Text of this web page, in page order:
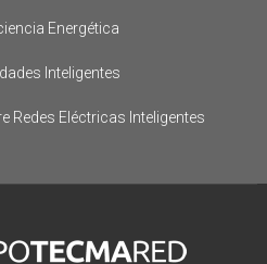
Energética
Inteligentes
Redes Eléctricas Inteligentes